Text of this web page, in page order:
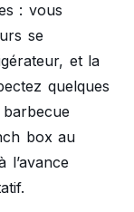
: vous
se
et la
quelques
box au
l’avance